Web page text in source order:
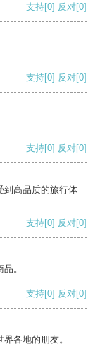
支持[0] 反对[0]
支持[0] 反对[0]
支持[0] 反对[0]
到高品质的旅行体
支持[0] 反对[0]
。
支持[0] 反对[0]
各地的朋友。